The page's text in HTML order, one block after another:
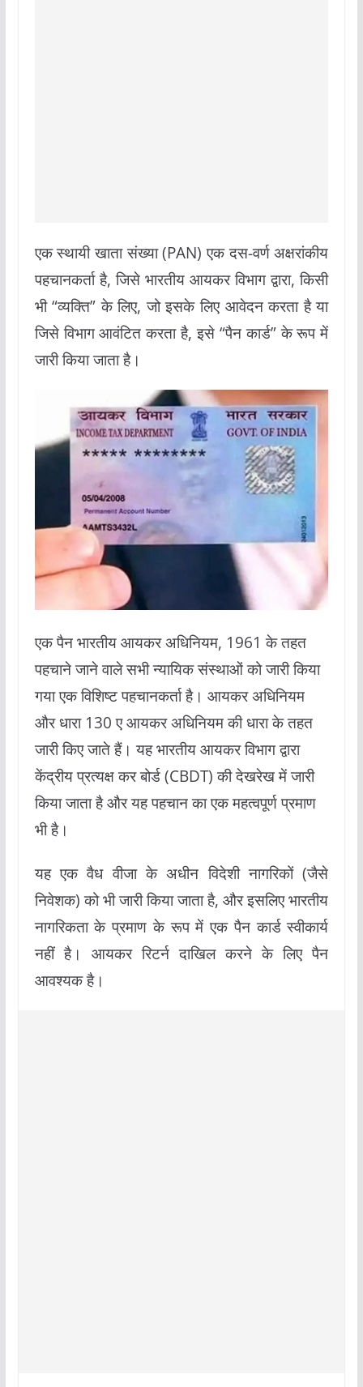
एक स्थायी खाता संख्या (PAN) एक दस-वर्ण अक्षरांकीय
पहचानकर्ता है, जिसे भारतीय आयकर विभाग द्वारा, किसी
भी “व्यक्ति” के लिए, जो इसके लिए आवेदन करता है या
जिसे विभाग आवंटित करता है, इसे “पैन कार्ड” के रूप में
जारी किया जाता है।
एक पैन भारतीय आयकर अधिनियम, 1961 के तहत
पहचाने जाने वाले सभी न्यायिक संस्थाओं को जारी किया
गया एक विशिष्ट पहचानकर्ता है। आयकर अधिनियम
और धारा 130 ए आयकर अधिनियम की धारा के तहत
जारी किए जाते हैं। यह भारतीय आयकर विभाग द्वारा
केंद्रीय प्रत्यक्ष कर बोर्ड (CBDT) की देखरेख में जारी
किया जाता है और यह पहचान का एक महत्वपूर्ण प्रमाण
भी है।
यह एक वैध वीजा के अधीन विदेशी नागरिकों (जैसे
निवेशक) को भी जारी किया जाता है, और इसलिए भारतीय
नागरिकता के प्रमाण के रूप में एक पैन कार्ड स्वीकार्य
नहीं है। आयकर रिटर्न दाखिल करने के लिए पैन
आवश्यक है।